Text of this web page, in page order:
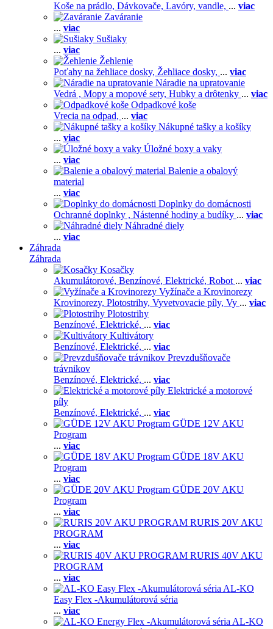
Koše na prádlo, Dávkovače, Lavóry, vandle, ... viac
Zaváranie
... viac
Sušiaky
... viac
Žehlenie
Poťahy na žehliace dosky, Žehliace dosky, ... viac
Náradie na upratovanie
Vedrá , Mopy a mopové sety, Hubky a drôtenky ... viac
Odpadkové koše
Vrecia na odpad, ... viac
Nákupné tašky a košíky
... viac
Úložné boxy a vaky
... viac
Balenie a obalový
material
... viac
Doplnky do domácnosti
Ochranné doplnky , Nástenné hodiny a budíky ... viac
Náhradné diely
... viac
Záhrada
Záhrada
Kosačky
Akumulátorové, Benzínové, Elektrické, Robot ... viac
Vyžínače a Krovinorezy
Krovinorezy, Plotostrihy, Vyvetvovacie píly, Vy ... viac
Plotostrihy
Benzínové, Elektrické, ... viac
Kultivátory
Benzínové, Elektrické, ... viac
Prevzdušňovače
trávnikov
Benzínové, Elektrické, ... viac
Elektrické a motorové
píly
Benzínové, Elektrické, ... viac
GÜDE 12V AKU
Program
... viac
GÜDE 18V AKU
Program
... viac
GÜDE 20V AKU
Program
... viac
RURIS 20V AKU
PROGRAM
... viac
RURIS 40V AKU
PROGRAM
... viac
AL-KO
Easy Flex -Akumulátorová séria
... viac
AL-KO